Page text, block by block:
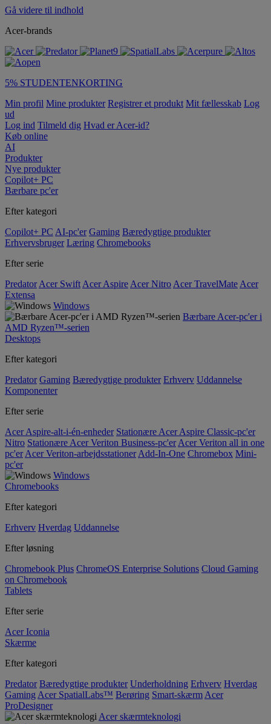
Gå videre til indhold
Acer-brands
5% STUDENTENKORTING
Min profil Mine produkter Registrer et produkt Mit fællesskab Log
ud
Log ind Tilmeld dig Hvad er Acer-id?
Køb online
AI
Produkter
Nye produkter
Copilot+ PC
Bærbare pc'er
Efter kategori
Copilot+ PC AI-pc'er Gaming Bæredygtige produkter
Erhvervsbruger Læring Chromebooks
Efter serie
Predator Acer Swift Acer Aspire Acer Nitro Acer TravelMate Acer
Extensa
Windows
Bærbare Acer-pc'er i
AMD Ryzen™-serien
Desktops
Efter kategori
Predator Gaming Bæredygtige produkter Erhverv Uddannelse
Komponenter
Efter serie
Acer Aspire-alt-i-én-enheder Stationære Acer Aspire Classic-pc'er
Nitro Stationære Acer Veriton Business-pc'er Acer Veriton all in one
pc'er Acer Veriton-arbejdsstationer Add-In-One Chromebox Mini-
pc'er
Windows
Chromebooks
Efter kategori
Erhverv Hverdag Uddannelse
Efter løsning
Chromebook Plus ChromeOS Enterprise Solutions Cloud Gaming
on Chromebook
Tablets
Efter serie
Acer Iconia
Skærme
Efter kategori
Predator Bæredygtige produkter Underholdning Erhverv Hverdag
Gaming Acer SpatialLabs™ Berøring Smart-skærm Acer
ProDesigner
Acer skærmteknologi